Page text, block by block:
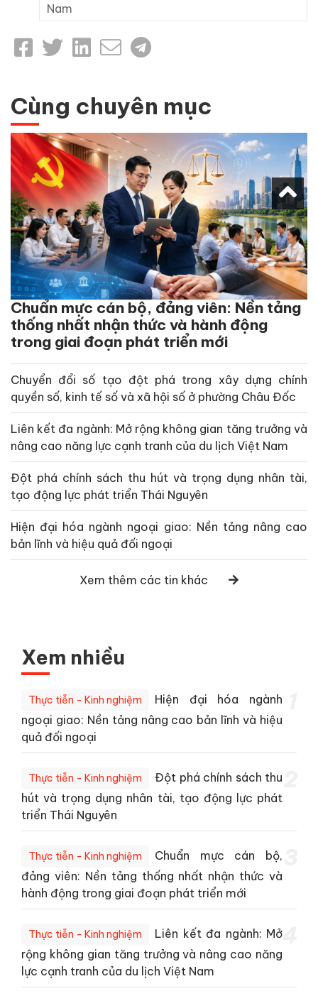
Nam
Cùng chuyên mục
Chuẩn mực cán bộ, đảng viên: Nền tảng
thống nhất nhận thức và hành động
trong giai đoạn phát triển mới
Chuyển đổi số tạo đột phá trong xây dựng chính
quyền số, kinh tế số và xã hội số ở phường Châu Đốc
Liên kết đa ngành: Mở rộng không gian tăng trưởng và
nâng cao năng lực cạnh tranh của du lịch Việt Nam
Đột phá chính sách thu hút và trọng dụng nhân tài,
tạo động lực phát triển Thái Nguyên
Hiện đại hóa ngành ngoại giao: Nền tảng nâng cao
bản lĩnh và hiệu quả đối ngoại
Xem thêm các tin khác
Xem nhiều
Thực tiễn - Kinh nghiệm
Hiện đại hóa ngành
ngoại giao: Nền tảng nâng cao bản lĩnh và hiệu
quả đối ngoại
Thực tiễn - Kinh nghiệm
Đột phá chính sách thu
hút và trọng dụng nhân tài, tạo động lực phát
triển Thái Nguyên
Thực tiễn - Kinh nghiệm
Chuẩn mực cán bộ,
đảng viên: Nền tảng thống nhất nhận thức và
hành động trong giai đoạn phát triển mới
Thực tiễn - Kinh nghiệm
Liên kết đa ngành: Mở
rộng không gian tăng trưởng và nâng cao năng
lực cạnh tranh của du lịch Việt Nam
4